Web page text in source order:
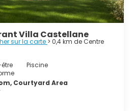
Villa Castellane
sur la carte > 0,4 km de Centre
Piscine
Courtyard Area